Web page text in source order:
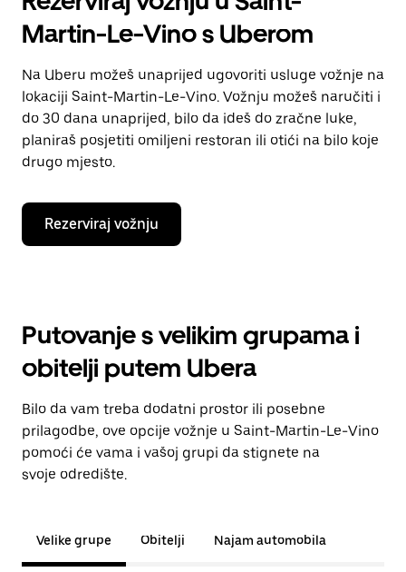
Martin-Le-Vino s Uberom
Na Uberu možeš unaprijed ugovoriti usluge vožnje na
lokaciji Saint-Martin-Le-Vino. Vožnju možeš naručiti i
do 30 dana unaprijed, bilo da ideš do zračne luke,
planiraš posjetiti omiljeni restoran ili otići na bilo koje
drugo mjesto.
Rezerviraj vožnju
Putovanje s velikim grupama i
obitelji putem Ubera
Bilo da vam treba dodatni prostor ili posebne
prilagodbe, ove opcije vožnje u Saint-Martin-Le-Vino
pomoći će vama i vašoj grupi da stignete na
svoje odredište.
Velike grupe Obitelji Najam automobila